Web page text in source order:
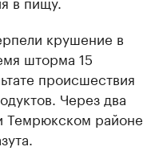
крушение в
шторма 15
происшествия
Через два
Темрюкском районе